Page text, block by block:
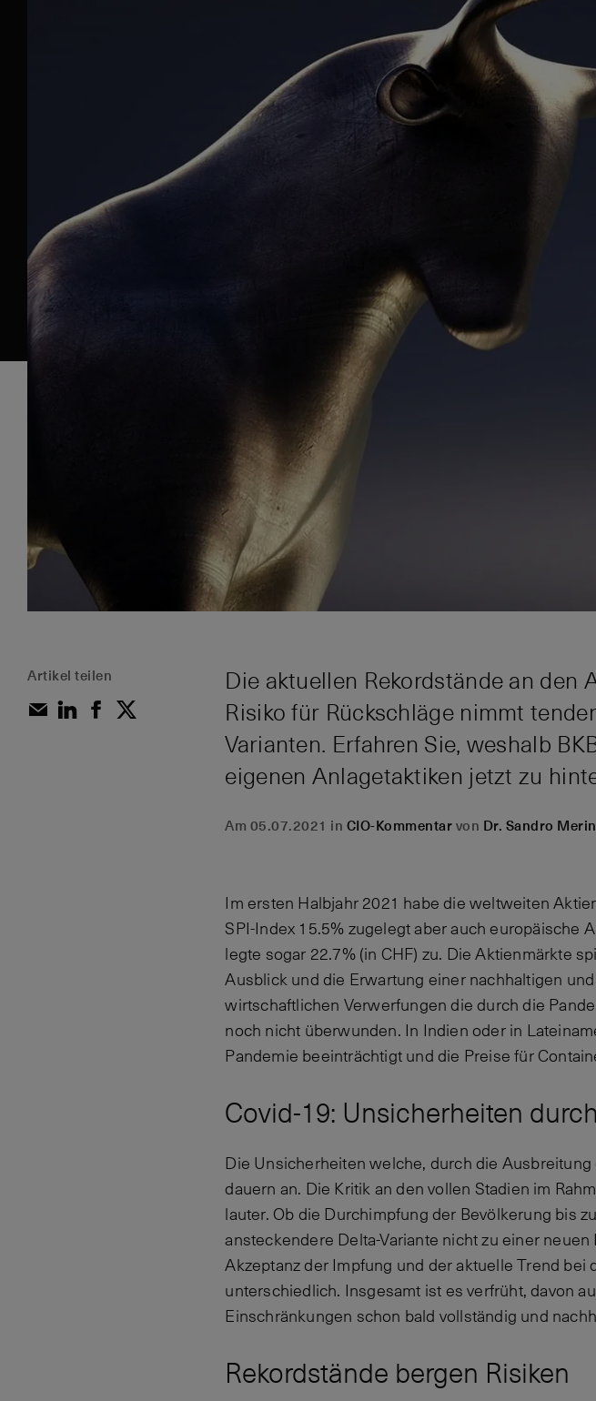
Artikel teilen
Die aktuellen Rekordstände an den
Risiko für Rückschläge nimmt
Varianten. Erfahren Sie, weshalb
eigenen Anlagetaktiken jetzt zu
Am 05.07.2021 in CIO-Kommentar von Dr. Sandro
Im ersten Halbjahr 2021 habe die weltweiten
SPI-Index 15.5% zugelegt aber auch europäische
legte sogar 22.7% (in CHF) zu. Die Aktienmärkte
Ausblick und die Erwartung einer nachhaltigen
wirtschaftlichen Verwerfungen die durch die
noch nicht überwunden. In Indien oder in
Pandemie beeinträchtigt und die Preise für
Covid-19: Unsicherheiten
Die Unsicherheiten welche, durch die
dauern an. Die Kritik an den vollen Stadien im
lauter. Ob die Durchimpfung der Bevölkerung bis
ansteckendere Delta-Variante nicht zu einer
Akzeptanz der Impfung und der aktuelle Trend bei
unterschiedlich. Insgesamt ist es verfrüht, davon
Einschränkungen schon bald vollständig und
Rekordstände bergen Risiken